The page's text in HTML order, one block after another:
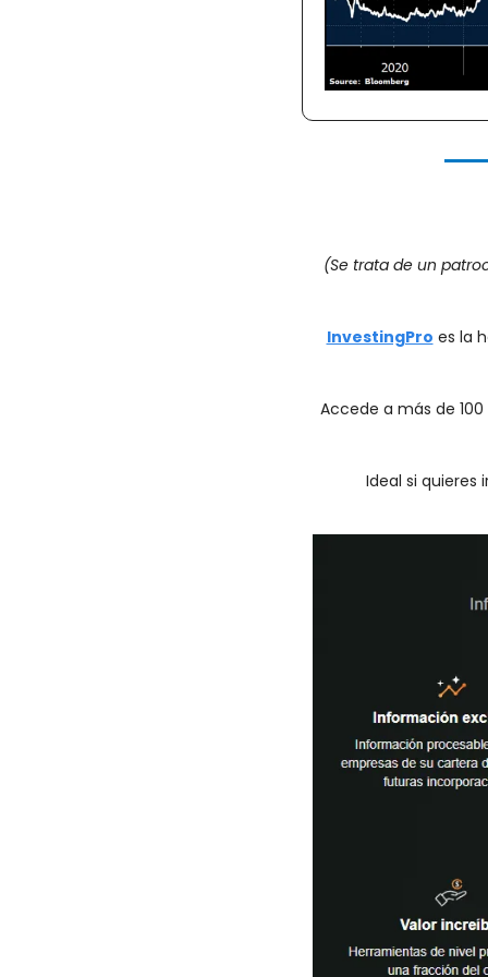
(Se trata de un
InvestingPro es la
Accede a más de
Ideal si